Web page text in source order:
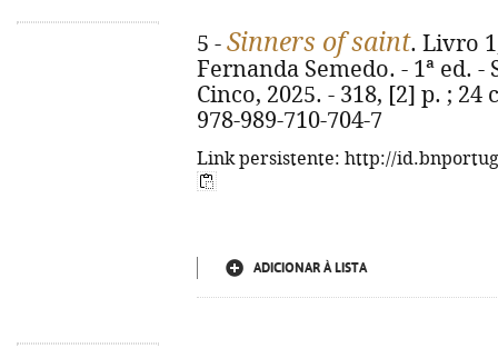
5 - Sinners of saint. Livro
Fernanda Semedo. - 1ª ed. -
Cinco, 2025. - 318, [2] p. ;
978-989-710-704-7
Link persistente: http://
ADICIONAR À LISTA